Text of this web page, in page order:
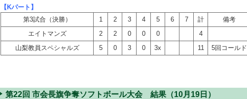
【Kパート】
第3試合（決勝）
1 2 3 4 5 6 7 計
備考
エイトマンズ
2 2 0 0 0
4
山梨教員スペシャルズ
5 0 3 0 3x 11 5回コールド
第22回 市会長旗争奪ソフトボール大会 結果（10月19日）